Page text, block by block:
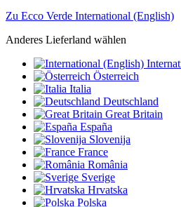
Zu Ecco Verde International (English)
Anderes Lieferland wählen
Österreich
Italia
Deutschland
Great Britain
España
Slovenija
France
România
Sverige
Hrvatska
Polska